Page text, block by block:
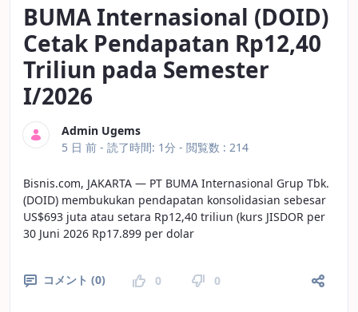
BUMA Internasional (DOID)
Cetak Pendapatan Rp12,40
Triliun pada Semester
I/2026
Admin Ugems
公開日
5 日 前 - 読了時間: 1分 - 閲覧数 : 214
Bisnis.com, JAKARTA — PT BUMA Internasional Grup Tbk.
(DOID) membukukan pendapatan konsolidasian sebesar
US$693 juta atau setara Rp12,40 triliun (kurs JISDOR per
30 Juni 2026 Rp17.899 per dolar
コメント (0) 0 0